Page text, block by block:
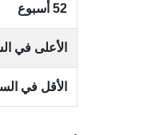
52 أسبوع
الأعلى في
الأقل في